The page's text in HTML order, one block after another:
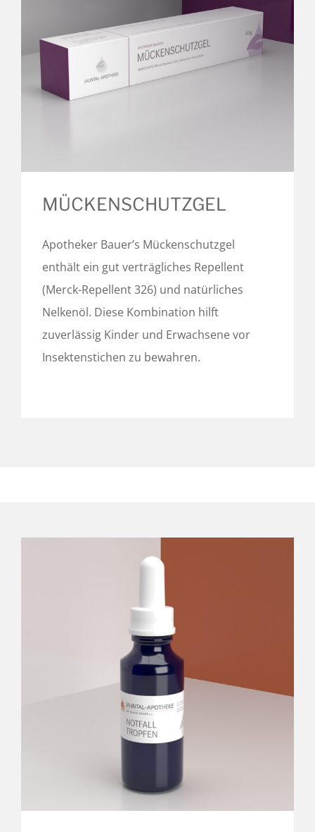
MÜCKENSCHUTZGEL
Apotheker Bauer’s Mückenschutzgel
enthält ein gut verträgliches Repellent
(Merck-Repellent 326) und natürliches
Nelkenöl. Diese Kombination hilft
zuverlässig Kinder und Erwachsene vor
Insektenstichen zu bewahren.